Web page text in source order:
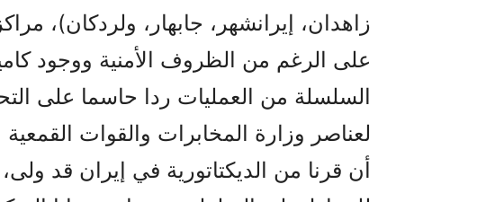
زاهدان، إيرانشهر، جابهار، ولردكان)،
على الرغم من الظروف الأمنية ووجود
السلسلة من العمليات ردا حاسما على
لعناصر وزارة المخابرات والقوات
أن قرنا من الديكتاتورية في إيران قد